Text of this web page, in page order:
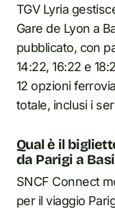
TGV Lyria
Gare de Lyon a
pubblicato, con
14:22, 16:22 e
12 opzioni
totale, inclusi i
Qual è il
da Parigi a
SNCF Connect
per il viaggio